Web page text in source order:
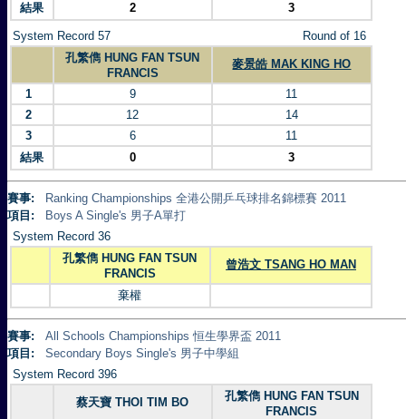
結果
2 3
System Record 57
Round of 16
孔繁儁 HUNG FAN TSUN
FRANCIS
麥景皓 MAK KING HO
1 9
11
2
12
14
3
6
11
結果
0 3
賽事:
Ranking Championships 全港公開乒乓球排名錦標賽 2011
項目:
Boys A Single's 男子A單打
System Record 36
孔繁儁 HUNG FAN TSUN
FRANCIS
曾浩文 TSANG HO MAN
棄權
賽事:
All Schools Championships 恒生學界盃 2011
項目:
Secondary Boys Single's 男子中學組
System Record 396
蔡天寶 THOI TIM BO
孔繁儁 HUNG FAN TSUN
FRANCIS